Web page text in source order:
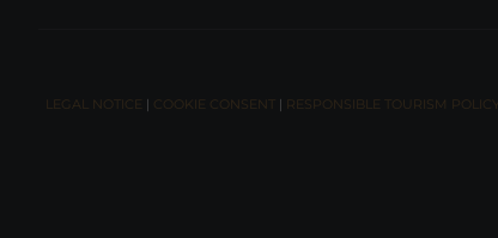
LEGAL NOTICE | COOKIE CONSENT | RESPONSIBLE TOURISM POLICY